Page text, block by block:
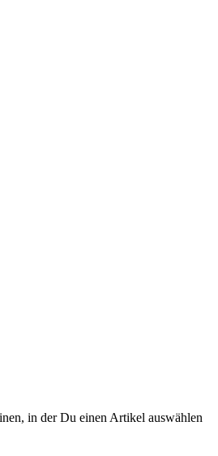
in der Du einen Artikel auswählen